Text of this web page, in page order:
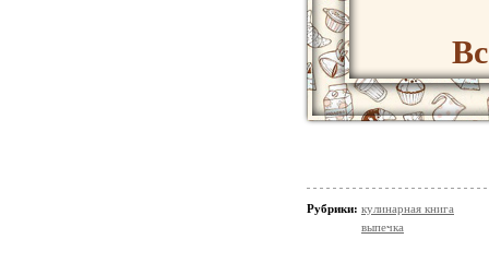
Рубрики: кулинарная книга
выпечка